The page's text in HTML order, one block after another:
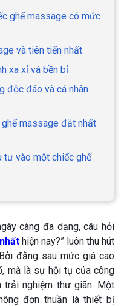
ghế massage có mức
và tiên tiến nhất
xa xỉ và bền bỉ
độc đáo và cá nhân
massage đắt nhất
vào một chiếc ghế
càng đa dạng, câu hỏi
hiện nay?” luôn thu hút
đằng sau mức giá cao
mà là sự hội tụ của công
trải nghiệm thư giãn. Một
đơn thuần là thiết bị